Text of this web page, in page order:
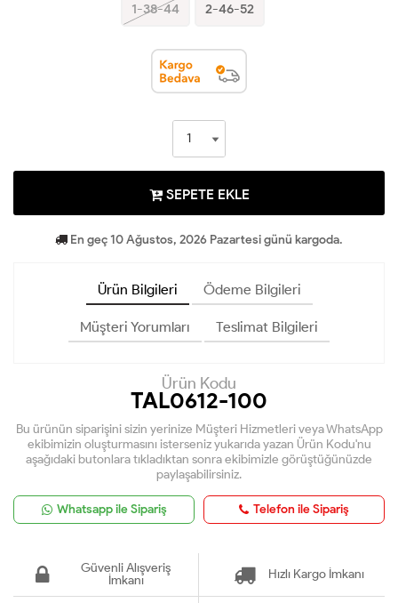
1-38-44 2-46-52
SEPETE EKLE
En geç 10 Ağustos, 2026 Pazartesi günü kargoda.
Ürün Bilgileri Ödeme Bilgileri
Müşteri Yorumları Teslimat Bilgileri
Ürün Kodu
TAL0612-100
Bu ürünün siparişini sizin yerinize Müşteri Hizmetleri veya WhatsApp
ekibimizin oluşturmasını isterseniz yukarıda yazan Ürün Kodu'nu
aşağıdaki butonlara tıkladıktan sonra ekibimizle görüştüğünüzde
paylaşabilirsiniz.
Whatsapp ile Sipariş Telefon ile Sipariş
Güvenli Alışveriş
İmkanı
Hızlı Kargo İmkanı